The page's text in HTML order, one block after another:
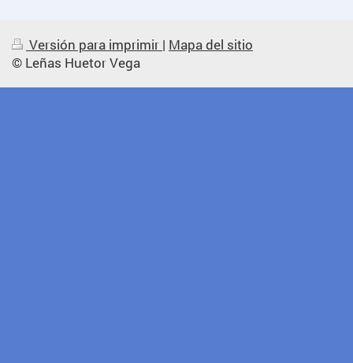
Versión para imprimir | Mapa del sitio
© Leñas Huetor Vega